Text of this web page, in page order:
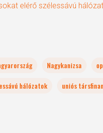
elérő szélessávú
Nagykanizsa
hálózatok
uniós